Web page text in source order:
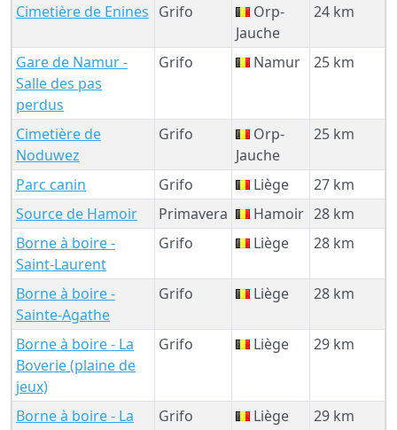
Cimetière de Enines Grifo
Orp-
Jauche
24 km
Gare de Namur -
Salle des pas
perdus
Grifo Namur 25 km
Cimetière de
Noduwez
Grifo
Orp-
Jauche
25 km
Parc canin Grifo Liège
27 km
Source de Hamoir
Primavera Hamoir 28 km
Borne à boire -
Saint-Laurent
Grifo Liège 28 km
Borne à boire -
Sainte-Agathe
Grifo Liège 28 km
Borne à boire - La
Boverie (plaine de
jeux)
Grifo Liège 29 km
Borne à boire - La
Grifo Liège 29 km